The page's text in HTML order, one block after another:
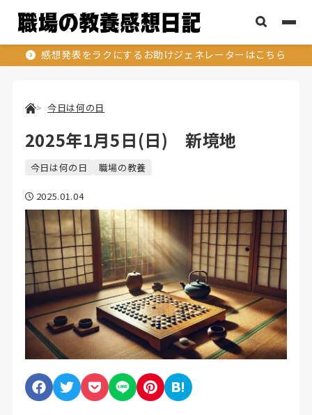
感想発表をラクにするお助けジェネレーターはこちら
今日は何の日
2025年1月5日(日) 新境地
今日は何の日 職場の教養
2025.01.04